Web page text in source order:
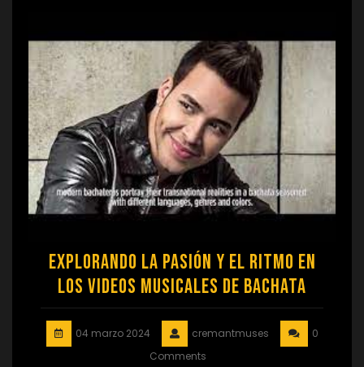
Explorando la Pasión y el Ritmo en
los Videos Musicales de Bachata
04 marzo 2024 cremantmuses
0
Comments